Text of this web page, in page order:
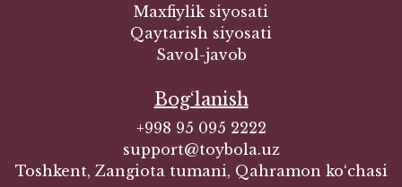
Maxfiylik siyosati
Qaytarish siyosati
Savol-javob
Bog‘lanish
+998 95 095 2222
support@toybola.uz
Toshkent, Zangiota tumani, Qahramon ko‘chasi